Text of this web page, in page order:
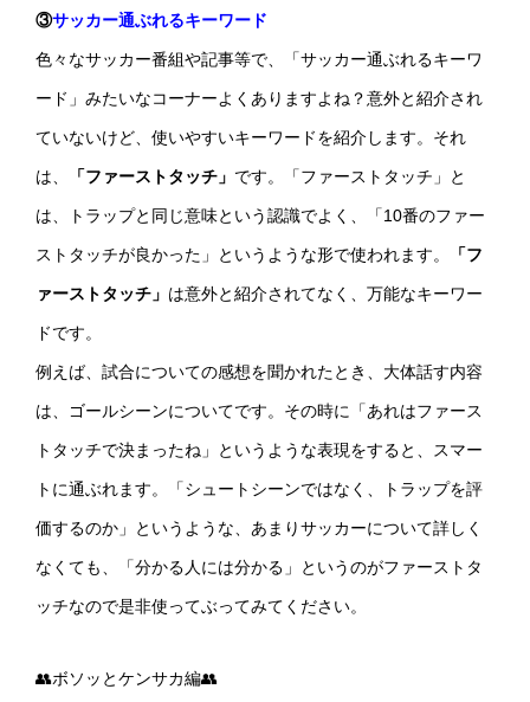
③サッカー通ぶれるキーワード
色々なサッカー番組や記事等で、「サッカー通ぶれるキーワ
ード」みたいなコーナーよくありますよね？意外と紹介され
ていないけど、使いやすいキーワードを紹介します。それ
は、 「ファーストタッチ」 です。「ファーストタッチ」と
は、トラップと同じ意味という認識でよく、「10番のファー
ストタッチが良かった」というような形で使われます。 「フ
ァーストタッチ」 は意外と紹介されてなく、万能なキーワー
ドです。
例えば、試合についての感想を聞かれたとき、大体話す内容
は、ゴールシーンについてです。その時に「あれはファース
トタッチで決まったね」というような表現をすると、スマー
トに通ぶれます。「シュートシーンではなく、トラップを評
価するのか」というような、あまりサッカーについて詳しく
なくても、「分かる人には分かる」というのがファーストタ
ッチなので是非使ってぶってみてください。
👥ボソッとケンサカ編👥